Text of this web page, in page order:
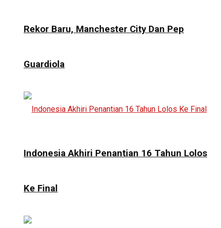
Rekor Baru, Manchester City Dan Pep
Guardiola
Indonesia Akhiri Penantian 16 Tahun Lolos
Ke Final